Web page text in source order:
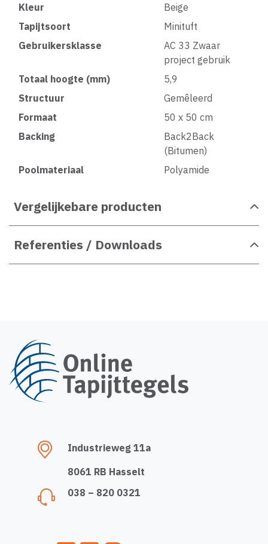
Kleur
Beige
Tapijtsoort
Minituft
Gebruikersklasse
AC 33 Zwaar
project gebruik
Totaal hoogte (mm)
5,9
Structuur
Gemêleerd
Formaat
50 x 50 cm
Backing
Back2Back
(Bitumen)
Poolmateriaal
Polyamide
Vergelijkebare producten
Referenties / Downloads
Industrieweg 11a
8061 RB Hasselt
038 – 820 0321